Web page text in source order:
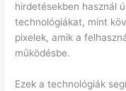
hirdetésekben használ
technológiákat, mint
pixelek, amik a
működésbe.
Ezek a technológiák